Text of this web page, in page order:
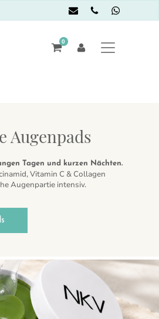
0
Augenpads
Tagen und kurzen Nächten.
Vitamin C & Collagen
Augenpartie intensiv.